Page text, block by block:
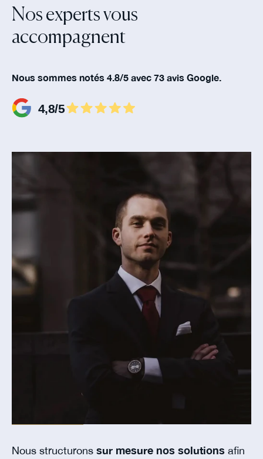
Nos experts vous
accompagnent‍
Nous sommes notés 4.8/5 avec 73 avis Google.
Nous structurons sur mesure nos solutions afin